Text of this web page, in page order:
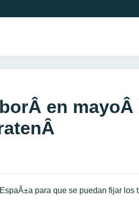
en mayoÂ
para que se puedan fijar los